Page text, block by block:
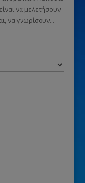
να μελετήσουν
να γνωρίσουν...